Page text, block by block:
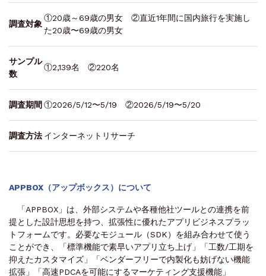
調査対象
①20歳～69歳の男女 ②直近1年間に国内旅行を実施し
た20歳〜69歳の男女
サンプル
数
①2,139名 ②220名
調査期間 ①2026/5/12〜5/19 ②2026/5/19〜5/20
調査方法 インターネットリサーチ
APPBOX（アップボックス）について
「APPBOX」は、外部システムや各種他社ツールとの連携を前
提とした設計思想を持つ、拡張性に優れたアプリビジネスプラッ
トフォームです。必要なモジュール（SDK）を組み合わせて使う
ことができ、「標準機能で素早いアプリ立ち上げ」「工数/工期を
抑えたカスタマイズ」「ベンダーフリーで内製化も妨げない機能
拡張」「高速PDCAを可能にするマーケティング支援機能」